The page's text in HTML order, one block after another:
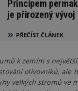
Principem
je přirozený vývoj
PŘEČÍST ČLÁNEK
k zemím s
olivovníků,
velkých stromů ve
uid
id
_hjSession_170189
Gtest
C
bm2uu
cct
ibbid